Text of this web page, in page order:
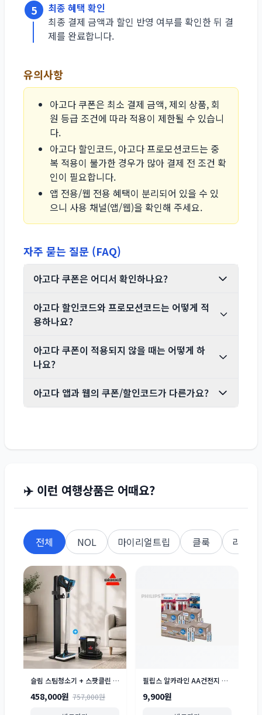
5
최종 혜택 확인
최종 결제 금액과 할인 반영 여부를 확인한 뒤 결
제를 완료합니다.
유의사항
아고다 쿠폰은 최소 결제 금액, 제외 상품, 회
원 등급 조건에 따라 적용이 제한될 수 있습니
다.
아고다 할인코드, 아고다 프로모션코드는 중
복 적용이 불가한 경우가 많아 결제 전 조건 확
인이 필요합니다.
앱 전용/웹 전용 혜택이 분리되어 있을 수 있
으니 사용 채널(앱/웹)을 확인해 주세요.
자주 묻는 질문 (FAQ)
아고다 쿠폰은 어디서 확인하나요?
아고다 할인코드와 프로모션코드는 어떻게 적
용하나요?
아고다 쿠폰이 적용되지 않을 때는 어떻게 하
나요?
아고다 앱과 웹의 쿠폰/할인코드가 다른가요?
✈️ 이런 여행상품은 어때요?
전체 NOL 마이리얼트립 클룩 라쿠텐
슬림 스팀청소기 + 스팟클린 C5 습식청소기 세트
458,000원 757,000원
필립스 알카라인 AA건전지 AAA건전지 40개입
9,900원